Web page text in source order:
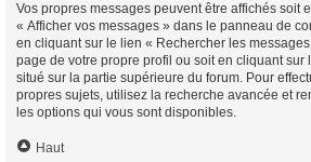
Vos propres messages peuvent être affichés soit
« Afficher vos messages » dans le panneau de
en cliquant sur le lien « Rechercher les
page de votre propre profil ou soit en cliquant sur
situé sur la partie supérieure du forum. Pour
propres sujets, utilisez la recherche avancée et
les options qui vous sont disponibles.
Haut